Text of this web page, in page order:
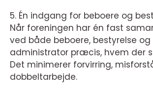
5. Én indgang for beboere og
Når foreningen har én fast
ved både beboere, bestyrelse og
administrator præcis, hvem der
Det minimerer forvirring,
dobbeltarbejde.